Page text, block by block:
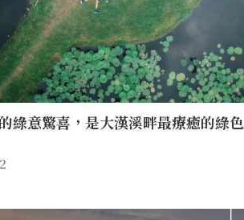
綠意驚喜，是大漢溪畔最療癒的綠色